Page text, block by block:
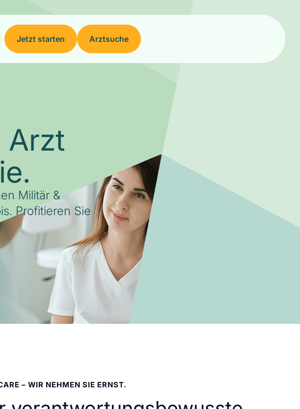
Jetzt starten Arztsuche
Militär &
Profitieren Sie
– WIR NEHMEN SIE ERNST.